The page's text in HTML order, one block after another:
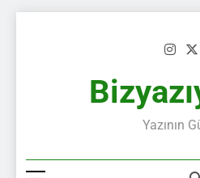
Yazının